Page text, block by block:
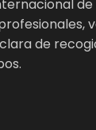
de
de